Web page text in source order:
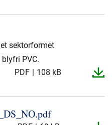
sektorformet
PVC.
PDF 108 kB